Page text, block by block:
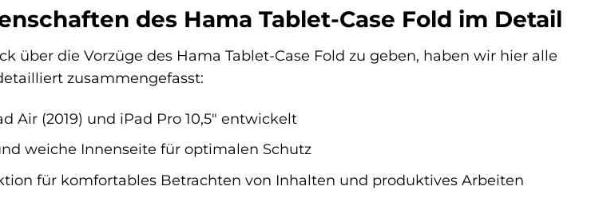
des Hama Tablet-Case Fold im Detail
über die Vorzüge des Hama Tablet-Case Fold zu geben, haben wir hier alle
zusammengefasst:
Air (2019) und iPad Pro 10,5″ entwickelt
weiche Innenseite für optimalen Schutz
für komfortables Betrachten von Inhalten und produktives Arbeiten